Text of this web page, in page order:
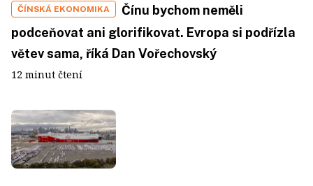
ČÍNSKÁ EKONOMIKA
Čínu bychom neměli
podceňovat ani glorifikovat. Evropa si podřízla
větev sama, říká Dan Vořechovský
12 minut čtení